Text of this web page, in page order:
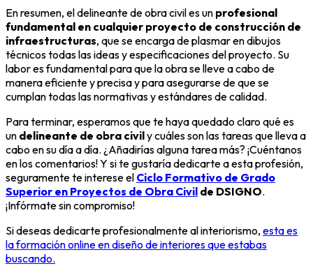
En resumen, el delineante de obra civil es un profesional
fundamental en cualquier proyecto de construcción de
infraestructuras, que se encarga de plasmar en dibujos
técnicos todas las ideas y especificaciones del proyecto. Su
labor es fundamental para que la obra se lleve a cabo de
manera eficiente y precisa y para asegurarse de que se
cumplan todas las normativas y estándares de calidad.
Para terminar, esperamos que te haya quedado claro qué es
un delineante de obra civily cuáles son las tareas que lleva a
cabo en su día a día. ¿Añadirías alguna tarea más? ¡Cuéntanos
en los comentarios! Y si te gustaría dedicarte a esta profesión,
seguramente te interese el Ciclo Formativo de Grado
Superior en Proyectos de Obra Civil de DSIGNO.
¡Infórmate sin compromiso!
Si deseas dedicarte profesionalmente al interiorismo, esta es
la formación online en diseño de interiores que estabas
buscando.